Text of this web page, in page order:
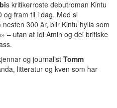
s kritikerroste debutroman Kintu
og fram til i dag. Med si
300 år, blir Kintu hylla som
– utan at Idi Amin og dei britiske
og journalist Tomm
litteratur og kven som har